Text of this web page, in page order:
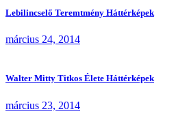
Lebilincselő Teremtmény Háttérképek
március 24, 2014
Walter Mitty Titkos Élete Háttérképek
március 23, 2014